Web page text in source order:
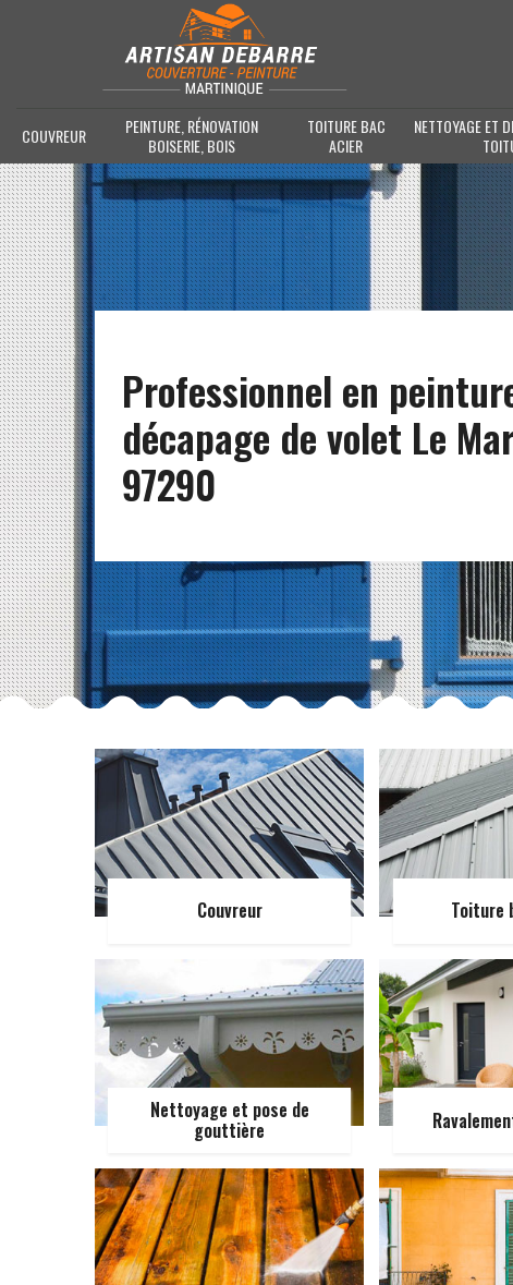
COUVREUR
PEINTURE, RÉNOVATION
BOISERIE, BOIS
TOITURE BAC
ACIER
NETTOYAGE ET
Professionnel en
décapage de volet Le
97290
Couvreur Toiture
Nettoyage et pose de
gouttière